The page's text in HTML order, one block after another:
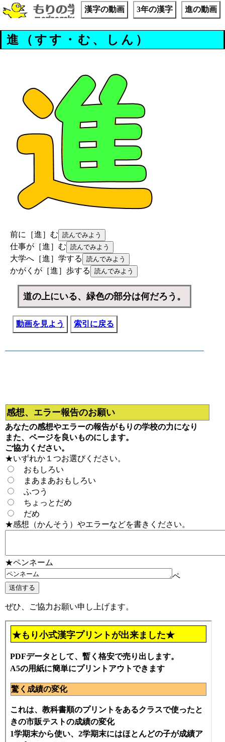
漢字の動画 3年の漢字 進の動画
進（すす・む、しん）
前に［進］む
仕事が［進］む
大学へ［進］学する
かがくが［進］歩する
道の上にいる、緑色の部分は何だろう。
動画を見よう 索引に戻る
感想、エラー報告のお願い
あなたの感想やエラーの報告がもりの学校の力になり
また、ページを良いものにします。
ご協力ください。
★いずれか１つお選びください。
おもしろい
まあまあおもしろい
ふつう
ちょっとだめ
だめ
★感想（かんそう）やエラーなどを書きください。
★ペンネーム
ペ
ぜひ、ご協力お願い申し上げます。